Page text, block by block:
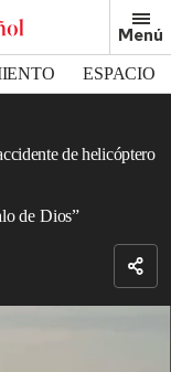
Menú
ESPACIO
de helicóptero
de Dios”